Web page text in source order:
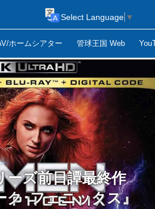
ホームシアター 管球王国 Web
Select Language ▼
ーズ前日譚最終作
ク･フェニックス』